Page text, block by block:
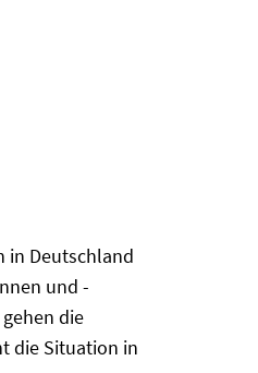
in Deutschland
und -
die
die Situation in